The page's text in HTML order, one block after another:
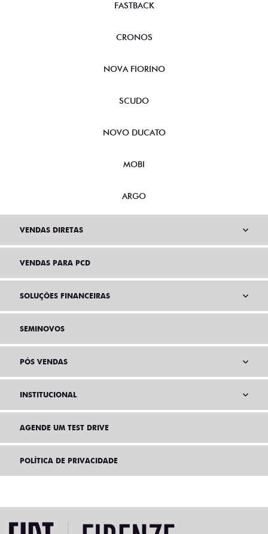
FASTBACK
CRONOS
NOVA FIORINO
SCUDO
NOVO DUCATO
MOBI
ARGO
VENDAS DIRETAS
VENDAS PARA PCD
SOLUÇÕES FINANCEIRAS
SEMINOVOS
PÓS VENDAS
INSTITUCIONAL
AGENDE UM TEST DRIVE
POLÍTICA DE PRIVACIDADE